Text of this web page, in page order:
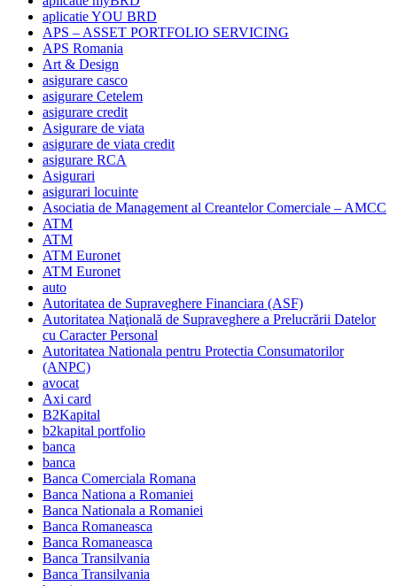
aplicatie YOU BRD
APS – ASSET PORTFOLIO SERVICING
APS Romania
Art & Design
asigurare casco
asigurare Cetelem
asigurare credit
Asigurare de viata
asigurare de viata credit
asigurare RCA
Asigurari
asigurari locuinte
Asociatia de Management al Creantelor Comerciale – AMCC
ATM
ATM
ATM Euronet
ATM Euronet
auto
Autoritatea de Supraveghere Financiara (ASF)
Autoritatea Naţională de Supraveghere a Prelucrării Datelor
cu Caracter Personal
Autoritatea Nationala pentru Protectia Consumatorilor
(ANPC)
avocat
Axi card
B2Kapital
b2kapital portfolio
banca
banca
Banca Comerciala Romana
Banca Nationa a Romaniei
Banca Nationala a Romaniei
Banca Romaneasca
Banca Romaneasca
Banca Transilvania
Banca Transilvania